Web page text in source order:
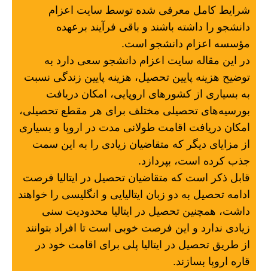
شرایط کامل معرفی شده توسط سایت اعزام
دانشجو را داشته باشند و باقی فرآیند برعهده
مؤسسه اعزام دانشجو است.
در این مقاله سایت اعزام دانشجو سعی دارد به
توضیح هزینه پایین تحصیل، هزینه پایین زندگی نسبت
به بسیاری از کشور‌های اروپایی، امکان دریافت
بورسیه‌های تحصیلی مختلف برای هر مقطع تحصیلی،
امکان دریافت اقامت طولانی مدت در اروپا و بسیاری
از مزایای دیگر که متقاضیان زیادی را به این سمت
جذب کرده است، بپردازد.
قابل ذکر است که متقاضیان تحصیل در ایتالیا فرصت
ادامه تحصیل به دو زبان ایتالیایی و انگلیسی را خواهند
داشت، همچنین تحصیل در ایتالیا محدودیت سنی
زیادی ندارد و این فرصت خوبی است تا افراد بتوانند
از طریق تحصیل در ایتالیا پلی برای اقامت خود در
قاره اروپا بسازند.